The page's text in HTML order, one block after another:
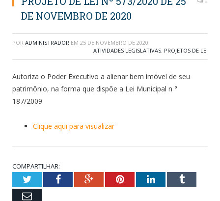
DE NOVEMBRO DE 2020
POR ADMINISTRADOR EM 25 DE NOVEMBRO DE 2020
ATIVIDADES LEGISLATIVAS, PROJETOS DE LEI
Autoriza o Poder Executivo a alienar bem imóvel de seu
patrimônio, na forma que dispõe a Lei Municipal n °
187/2009
Clique aqui para visualizar
COMPARTILHAR:
TwitterFacebookGoogle+PinterestLinkedInTumblr
Email